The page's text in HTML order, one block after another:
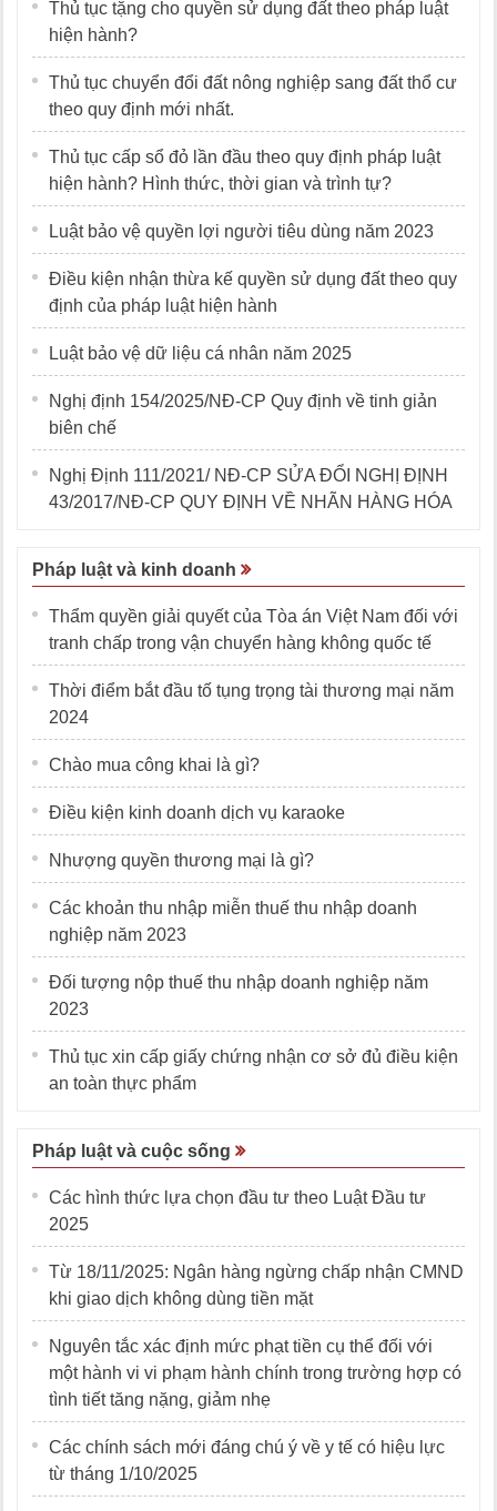
Thủ tục tặng cho quyền sử dụng đất theo pháp luật
hiện hành?
Thủ tục chuyển đổi đất nông nghiệp sang đất thổ cư
theo quy định mới nhất.
Thủ tục cấp sổ đỏ lần đầu theo quy định pháp luật
hiện hành? Hình thức, thời gian và trình tự?
Luật bảo vệ quyền lợi người tiêu dùng năm 2023
Điều kiện nhận thừa kế quyền sử dụng đất theo quy
định của pháp luật hiện hành
Luật bảo vệ dữ liệu cá nhân năm 2025
Nghị định 154/2025/NĐ-CP Quy định về tinh giản
biên chế
Nghị Định 111/2021/ NĐ-CP SỬA ĐỔI NGHỊ ĐỊNH
43/2017/NĐ-CP QUY ĐỊNH VỀ NHÃN HÀNG HÓA
Pháp luật và kinh doanh
Thẩm quyền giải quyết của Tòa án Việt Nam đối với
tranh chấp trong vận chuyển hàng không quốc tế
Thời điểm bắt đầu tố tụng trọng tài thương mại năm
2024
Chào mua công khai là gì?
Điều kiện kinh doanh dịch vụ karaoke
Nhượng quyền thương mại là gì?
Các khoản thu nhập miễn thuế thu nhập doanh
nghiệp năm 2023
Đối tượng nộp thuế thu nhập doanh nghiệp năm
2023
Thủ tục xin cấp giấy chứng nhận cơ sở đủ điều kiện
an toàn thực phẩm
Pháp luật và cuộc sống
Các hình thức lựa chọn đầu tư theo Luật Đầu tư
2025
Từ 18/11/2025: Ngân hàng ngừng chấp nhận CMND
khi giao dịch không dùng tiền mặt
Nguyên tắc xác định mức phạt tiền cụ thể đối với
một hành vi vi phạm hành chính trong trường hợp có
tình tiết tăng nặng, giảm nhẹ
Các chính sách mới đáng chú ý về y tế có hiệu lực
từ tháng 1/10/2025